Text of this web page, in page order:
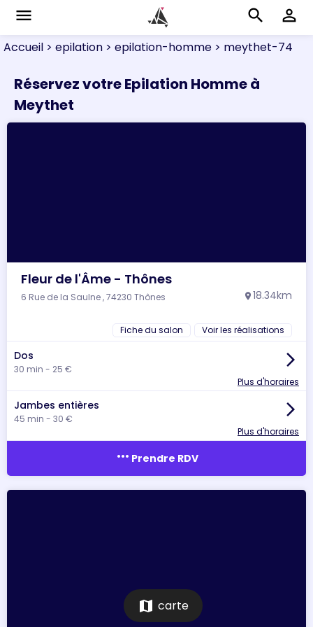
menu search perm_identity
Accueil > epilation > epilation-homme > meythet-74
Réservez votre Epilation Homme à
Meythet
Fleur de l'Âme - Thônes
6 Rue de la Saulne , 74230 Thônes location_on 18.34km
Fiche du salon Voir les réalisations
Dos
30 min - 25 €
arrow_forward_ios
Plus d'horaires
Jambes entières
45 min - 30 €
arrow_forward_ios
Plus d'horaires
more_horiz Prendre RDV
map carte